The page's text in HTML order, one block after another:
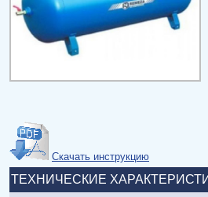
Скачать инструкцию
ТЕХНИЧЕСКИЕ